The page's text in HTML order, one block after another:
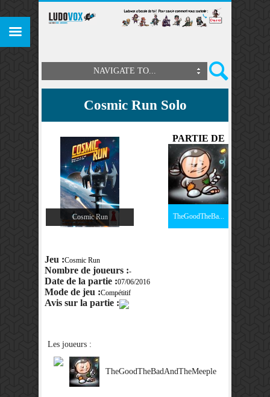
NAVIGATE TO...
Cosmic Run Solo
Cosmic Run
PARTIE DE
TheGoodTheBa...
Jeu :Cosmic Run
Nombre de joueurs :-
Date de la partie :07/06/2016
Mode de jeu :Compétitif
Avis sur la partie :
Les joueurs :
TheGoodTheBadAndTheMeeple